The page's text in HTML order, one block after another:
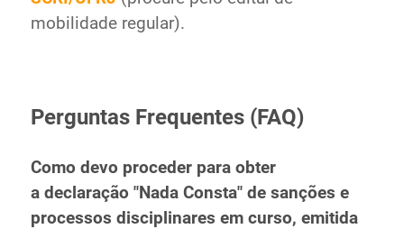
mobilidade regular).
Perguntas Frequentes (FAQ)
Como devo proceder para obter
a declaração "Nada Consta" de sanções e
processos disciplinares em curso, emitida